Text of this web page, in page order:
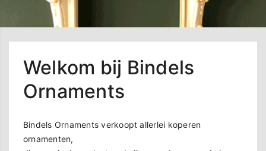
Welkom bij Bindels
Ornaments
Bindels Ornaments verkoopt allerlei koperen
ornamenten,